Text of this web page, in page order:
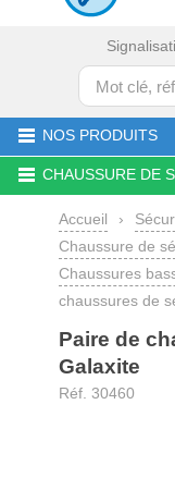
NOS PRODUITS
CHAUSSURE DE
Accueil ›
Chaussure de
Chaussures
chaussures de
Paire de
Galaxite
Réf. 30460